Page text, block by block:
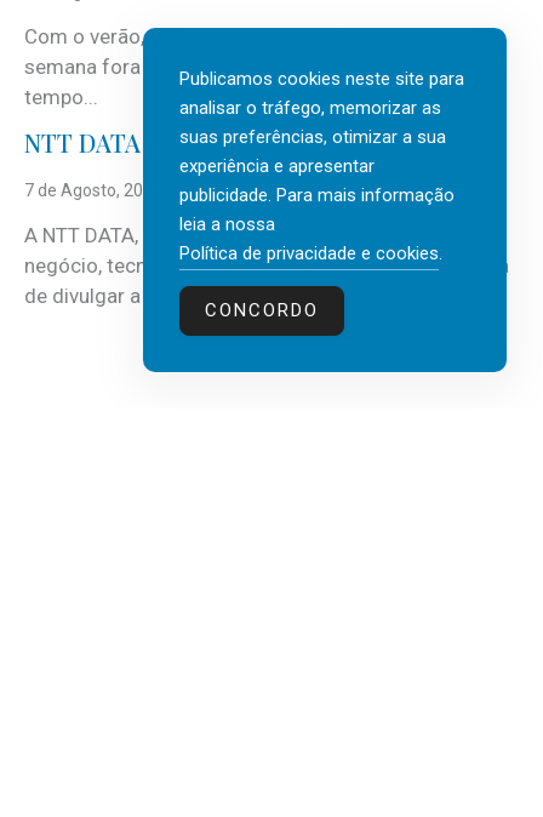
Com o verão, chegam também as férias, os fins-de-
semana fora e os dias em que a casa fica mais
tempo...
NTT DATA Insurtech Global Outlook 2026
7 de Agosto, 2026
A NTT DATA, consultora global em serviços de
negócio, tecnologia e inteligência artificial (IA), acaba
de divulgar a mais recente...
Publicamos cookies neste site para
analisar o tráfego, memorizar as
suas preferências, otimizar a sua
experiência e apresentar
publicidade. Para mais informação
leia a nossa
Política de privacidade e cookies.
CONCORDO